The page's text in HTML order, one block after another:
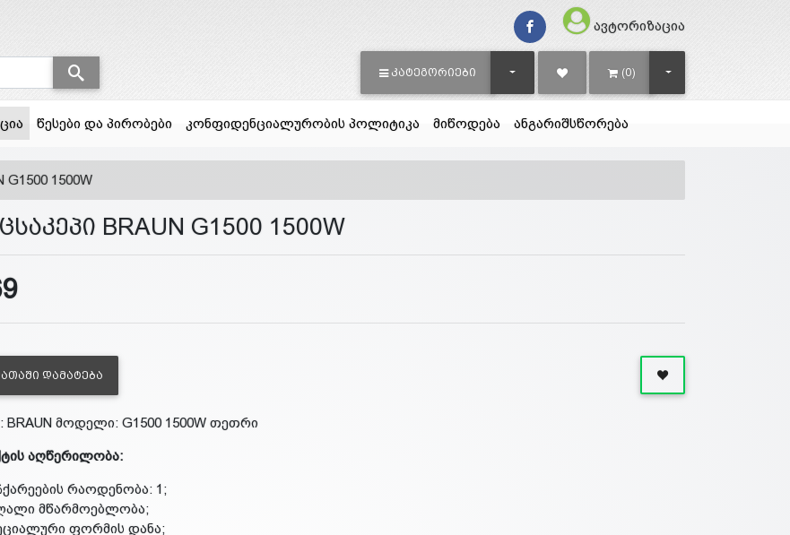
ავტორიზაცია
ᲙᲐᲢᲔᲒᲝᲠᲘᲔᲑᲘ TOGGLE DROPDOWN(0) TOGGLE DROPDOWN
(current)
წესები და პირობები კონფიდენციალურობის პოლიტიკა მიწოდება ანგარიშსწორება
G1500 1500W
BRAUN G1500 1500W
ᲓᲐᲛᲐᲢᲔᲑᲐ
BRAUN მოდელი: G1500 1500W თეთრი
აღწერილობა:
რაოდენობა: 1;
მწარმოებლობა;
ფორმის დანა;